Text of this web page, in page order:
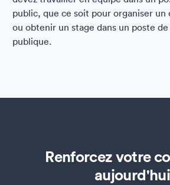
public, que ce soit pour organiser
ou obtenir un stage dans un poste
publique.
Renforcez votre
aujourd'hui